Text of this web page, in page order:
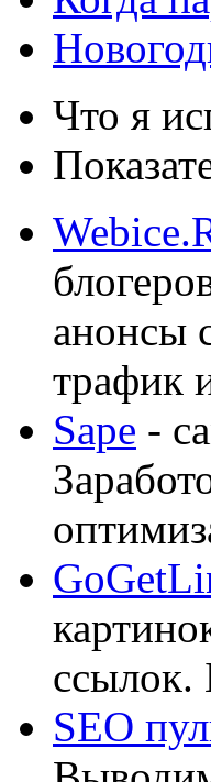
Что я
анонсы
трафик
Sape -
ссылок.
SEO